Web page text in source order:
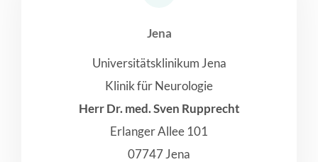
Jena
Universitätsklinikum Jena
Klinik für Neurologie
Herr Dr. med. Sven Rupprecht
Erlanger Allee 101
07747 Jena